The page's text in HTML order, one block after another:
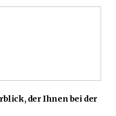
der Ihnen bei der